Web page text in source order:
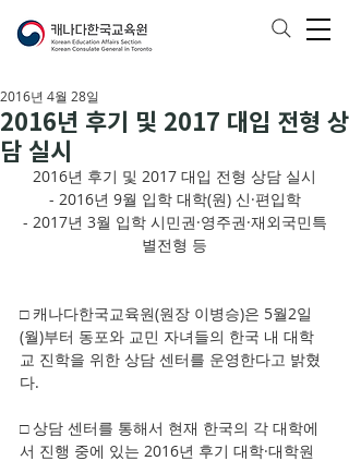
2016년 후기 및 2017 대입 전형 상
담 실시
2016년 4월 28일
2016년 후기 및 2017 대입 전형 상담 실시
- 2016년 9월 입학 대학(원) 신·편입학
- 2017년 3월 입학 시민권·영주권·재외국민특
별전형 등
□ 캐나다한국교육원(원장 이병승)은 5월2일
(월)부터 동포와 교민 자녀들의 한국 내 대학
교 진학을 위한 상담 센터를 운영한다고 밝혔
다.
□ 상담 센터를 통해서 현재 한국의 각 대학에
서 진행 중에 있는 2016년 후기 대학·대학원